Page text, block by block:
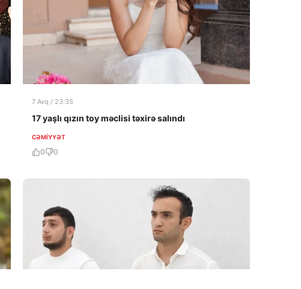
7 Avq / 23:35
17 yaşlı qızın toy məclisi təxirə salındı
CƏMIYYƏT
0 0